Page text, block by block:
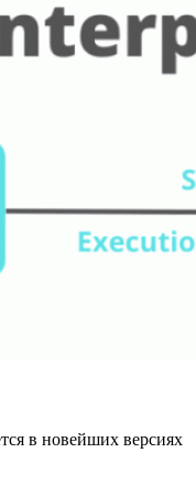
в новейших версиях